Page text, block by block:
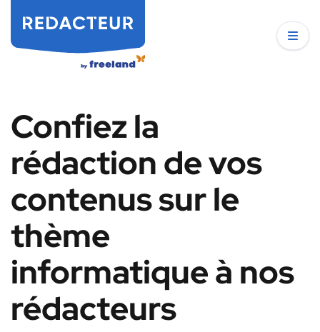
Confiez la
rédaction de vos
contenus sur le
thème
informatique à nos
rédacteurs